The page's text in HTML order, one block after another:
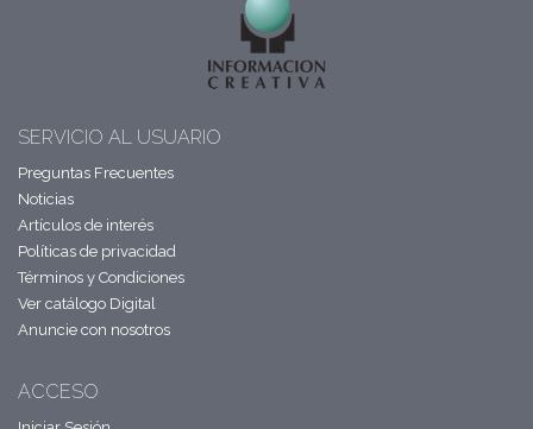
SERVICIO AL USUARIO
Preguntas Frecuentes
Noticias
Artículos de interés
Políticas de privacidad
Términos y Condiciones
Ver catálogo Digital
Anuncie con nosotros
ACCESO